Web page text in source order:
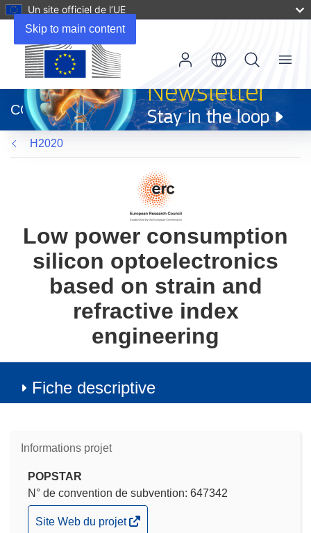
Skip to main content
Un site officiel de l’UE
dans
une
nouvelle
fenêtre)
CORDIS
Menu
H2020
Low power consumption
silicon optoelectronics
based on strain and
refractive index
engineering
Fiche descriptive
Informations projet
POPSTAR
N° de convention de subvention: 647342
(s’ouvre
Site Web du projet